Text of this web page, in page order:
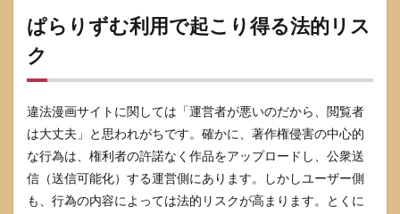
ぱらりずむ利用で起こり得る法的リス
ク
違法漫画サイトに関しては「運営者が悪いのだから、閲覧者
は大丈夫」と思われがちです。確かに、著作権侵害の中心的
な行為は、権利者の許諾なく作品をアップロードし、公衆送
信（送信可能化）する運営側にあります。しかしユーザー側
も、行為の内容によっては法的リスクが高まります。とくに